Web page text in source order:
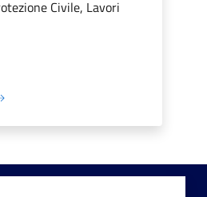
Civile, Lavori